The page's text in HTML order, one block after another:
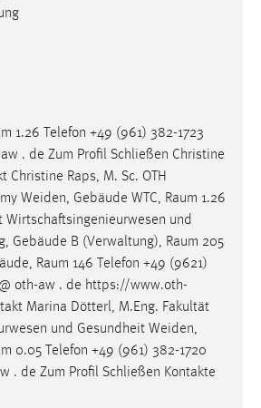
1.26 Telefon +49 (961) 382-1723
. de Zum Profil Schließen Christine
Christine Raps, M. Sc. OTH
Weiden, Gebäude WTC, Raum 1.26
Wirtschaftsingenieurwesen und
Gebäude B (Verwaltung), Raum 205
Raum 146 Telefon +49 (9621)
oth-aw . de https://www.oth-
Marina Dötterl, M.Eng. Fakultät
und Gesundheit Weiden,
0.05 Telefon +49 (961) 382-1720
. de Zum Profil Schließen Kontakte